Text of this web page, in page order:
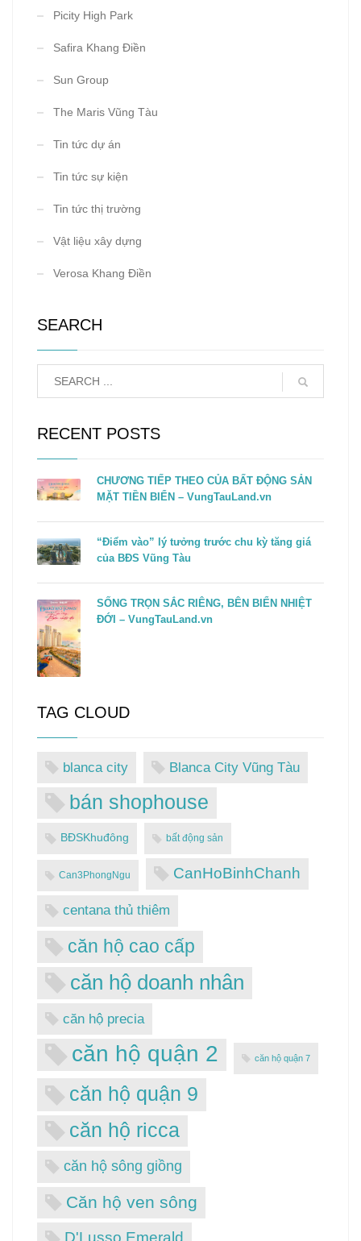
Picity High Park
Safira Khang Điền
Sun Group
The Maris Vũng Tàu
Tin tức dự án
Tin tức sự kiện
Tin tức thị trường
Vật liệu xây dựng
Verosa Khang Điền
SEARCH
RECENT POSTS
CHƯƠNG TIẾP THEO CỦA BẤT ĐỘNG SẢN
MẶT TIỀN BIỂN – VungTauLand.vn
“Điểm vào” lý tưởng trước chu kỳ tăng giá
của BĐS Vũng Tàu
SỐNG TRỌN SẮC RIÊNG, BÊN BIỂN NHIỆT
ĐỚI – VungTauLand.vn
TAG CLOUD
blanca city Blanca City Vũng Tàu
bán shophouse
BĐSKhuđông bất động sản
Can3PhongNgu CanHoBinhChanh
centana thủ thiêm
căn hộ cao cấp
căn hộ doanh nhân
căn hộ precia
căn hộ quận 2 căn hộ quận 7
căn hộ quận 9
căn hộ ricca
căn hộ sông giồng
Căn hộ ven sông
D'Lusso Emerald